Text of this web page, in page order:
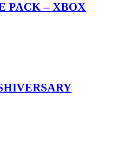
PACK – XBOX